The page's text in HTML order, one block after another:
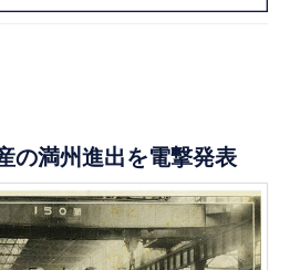
の満州進出を電撃発表